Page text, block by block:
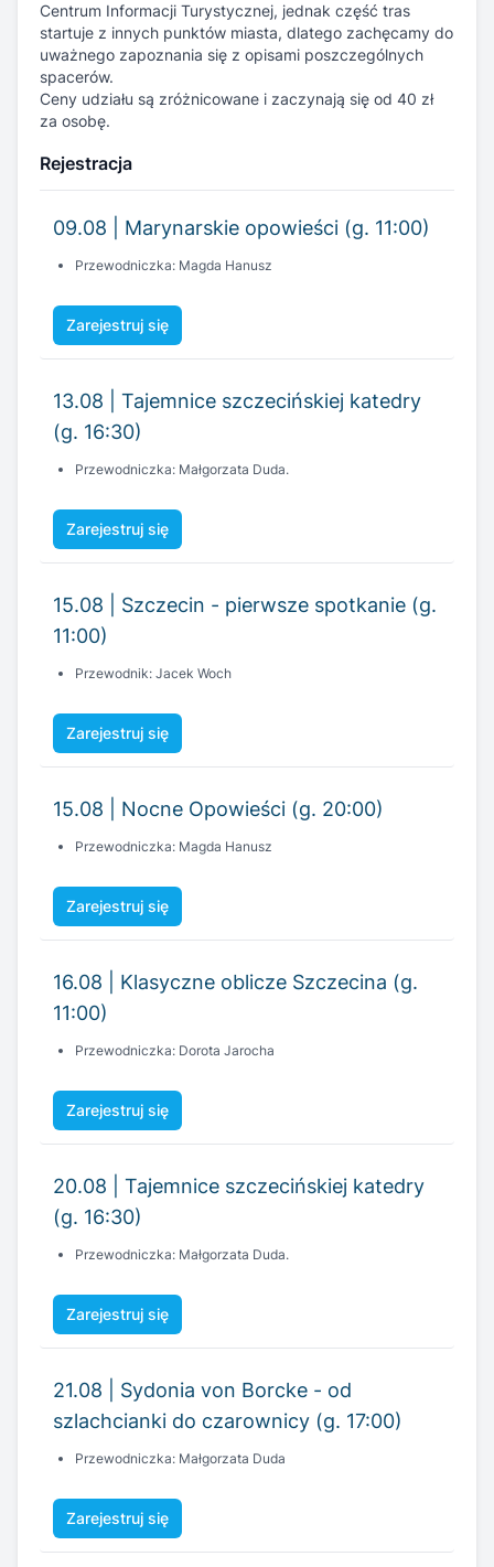
Centrum Informacji Turystycznej, jednak część tras
startuje z innych punktów miasta, dlatego zachęcamy do
uważnego zapoznania się z opisami poszczególnych
spacerów.
Ceny udziału są zróżnicowane i zaczynają się od 40 zł
za osobę.
Rejestracja
09.08 | Marynarskie opowieści (g. 11:00)
Przewodniczka: Magda Hanusz
Zarejestruj się
13.08 | Tajemnice szczecińskiej katedry
(g. 16:30)
Przewodniczka: Małgorzata Duda.
Zarejestruj się
15.08 | Szczecin - pierwsze spotkanie (g.
11:00)
Przewodnik: Jacek Woch
Zarejestruj się
15.08 | Nocne Opowieści (g. 20:00)
Przewodniczka: Magda Hanusz
Zarejestruj się
16.08 | Klasyczne oblicze Szczecina (g.
11:00)
Przewodniczka: Dorota Jarocha
Zarejestruj się
20.08 | Tajemnice szczecińskiej katedry
(g. 16:30)
Przewodniczka: Małgorzata Duda.
Zarejestruj się
21.08 | Sydonia von Borcke - od
szlachcianki do czarownicy (g. 17:00)
Przewodniczka: Małgorzata Duda
Zarejestruj się